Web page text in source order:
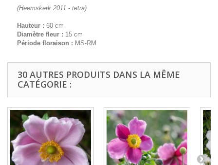
(Heemskerk 2011 - tetra)
Hauteur : 60 cm
Diamètre fleur : 15 cm
Période floraison : MS-RM
30 AUTRES PRODUITS DANS LA MÊME
CATÉGORIE :